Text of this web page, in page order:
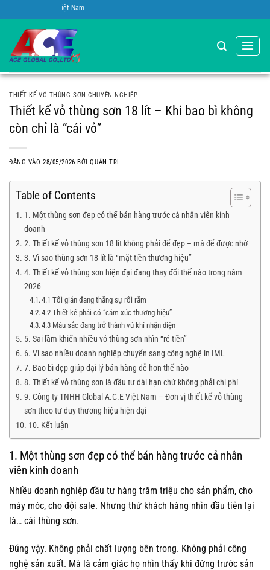
qua
dung
THIẾT KẾ VỎ THÙNG SƠN CHUYÊN NGHIỆP
Thiết kế vỏ thùng sơn 18 lít – Khi bao bì không
còn chỉ là “cái vỏ”
ĐĂNG VÀO28/05/2026 BỞIQUẢN TRỊ
Table of Contents
1. Một thùng sơn đẹp có thể bán hàng trước cả nhân viên kinh
doanh
2. Thiết kế vỏ thùng sơn 18 lít không phải để đẹp – mà để được nhớ
3. Vì sao thùng sơn 18 lít là “mặt tiền thương hiệu”
4. Thiết kế vỏ thùng sơn hiện đại đang thay đổi thế nào trong năm
2026
4.1 Tối giản đang thắng sự rối rắm
4.2 Thiết kế phải có “cảm xúc thương hiệu”
4.3 Màu sắc đang trở thành vũ khí nhận diện
5. Sai lầm khiến nhiều vỏ thùng sơn nhìn “rẻ tiền”
6. Vì sao nhiều doanh nghiệp chuyển sang công nghệ in IML
7. Bao bì đẹp giúp đại lý bán hàng dễ hơn thế nào
8. Thiết kế vỏ thùng sơn là đầu tư dài hạn chứ không phải chi phí
9. Công ty TNHH Global A.C.E Việt Nam – Đơn vị thiết kế vỏ thùng
sơn theo tư duy thương hiệu hiện đại
10. Kết luận
1. Một thùng sơn đẹp có thể bán hàng trước cả nhân
viên kinh doanh
Nhiều doanh nghiệp đầu tư hàng trăm triệu cho sản phẩm, cho
máy móc, cho đội sale. Nhưng thứ khách hàng nhìn đầu tiên lại
là… cái thùng sơn.
Đúng vậy. Không phải chất lượng bên trong. Không phải công
nghệ sản xuất. Mà là cảm giác họ nhìn thấy khi đứng trước sản